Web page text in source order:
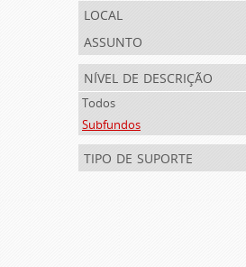
local
assunto
nível de descrição
Todos
Subfundos
tipo de suporte